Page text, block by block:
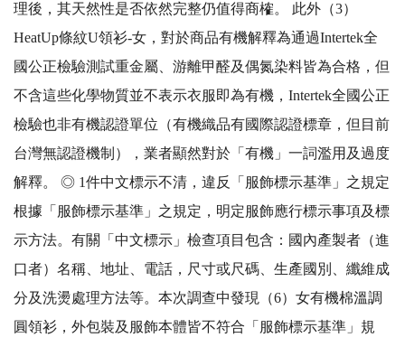
理後，其天然性是否依然完整仍值得商榷。 此外（3）
HeatUp條紋U領衫-女，對於商品有機解釋為通過Intertek全
國公正檢驗測試重金屬、游離甲醛及偶氮染料皆為合格，但
不含這些化學物質並不表示衣服即為有機，Intertek全國公正
檢驗也非有機認證單位（有機織品有國際認證標章，但目前
台灣無認證機制），業者顯然對於「有機」一詞濫用及過度
解釋。 ◎ 1件中文標示不清，違反「服飾標示基準」之規定
根據「服飾標示基準」之規定，明定服飾應行標示事項及標
示方法。有關「中文標示」檢查項目包含：國內產製者（進
口者）名稱、地址、電話，尺寸或尺碼、生產國別、纖維成
分及洗燙處理方法等。本次調查中發現（6）女有機棉溫調
圓領衫，外包裝及服飾本體皆不符合「服飾標示基準」規